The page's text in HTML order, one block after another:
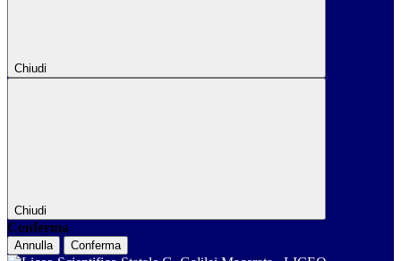
Chiudi
Chiudi
Conferma
Annulla Conferma